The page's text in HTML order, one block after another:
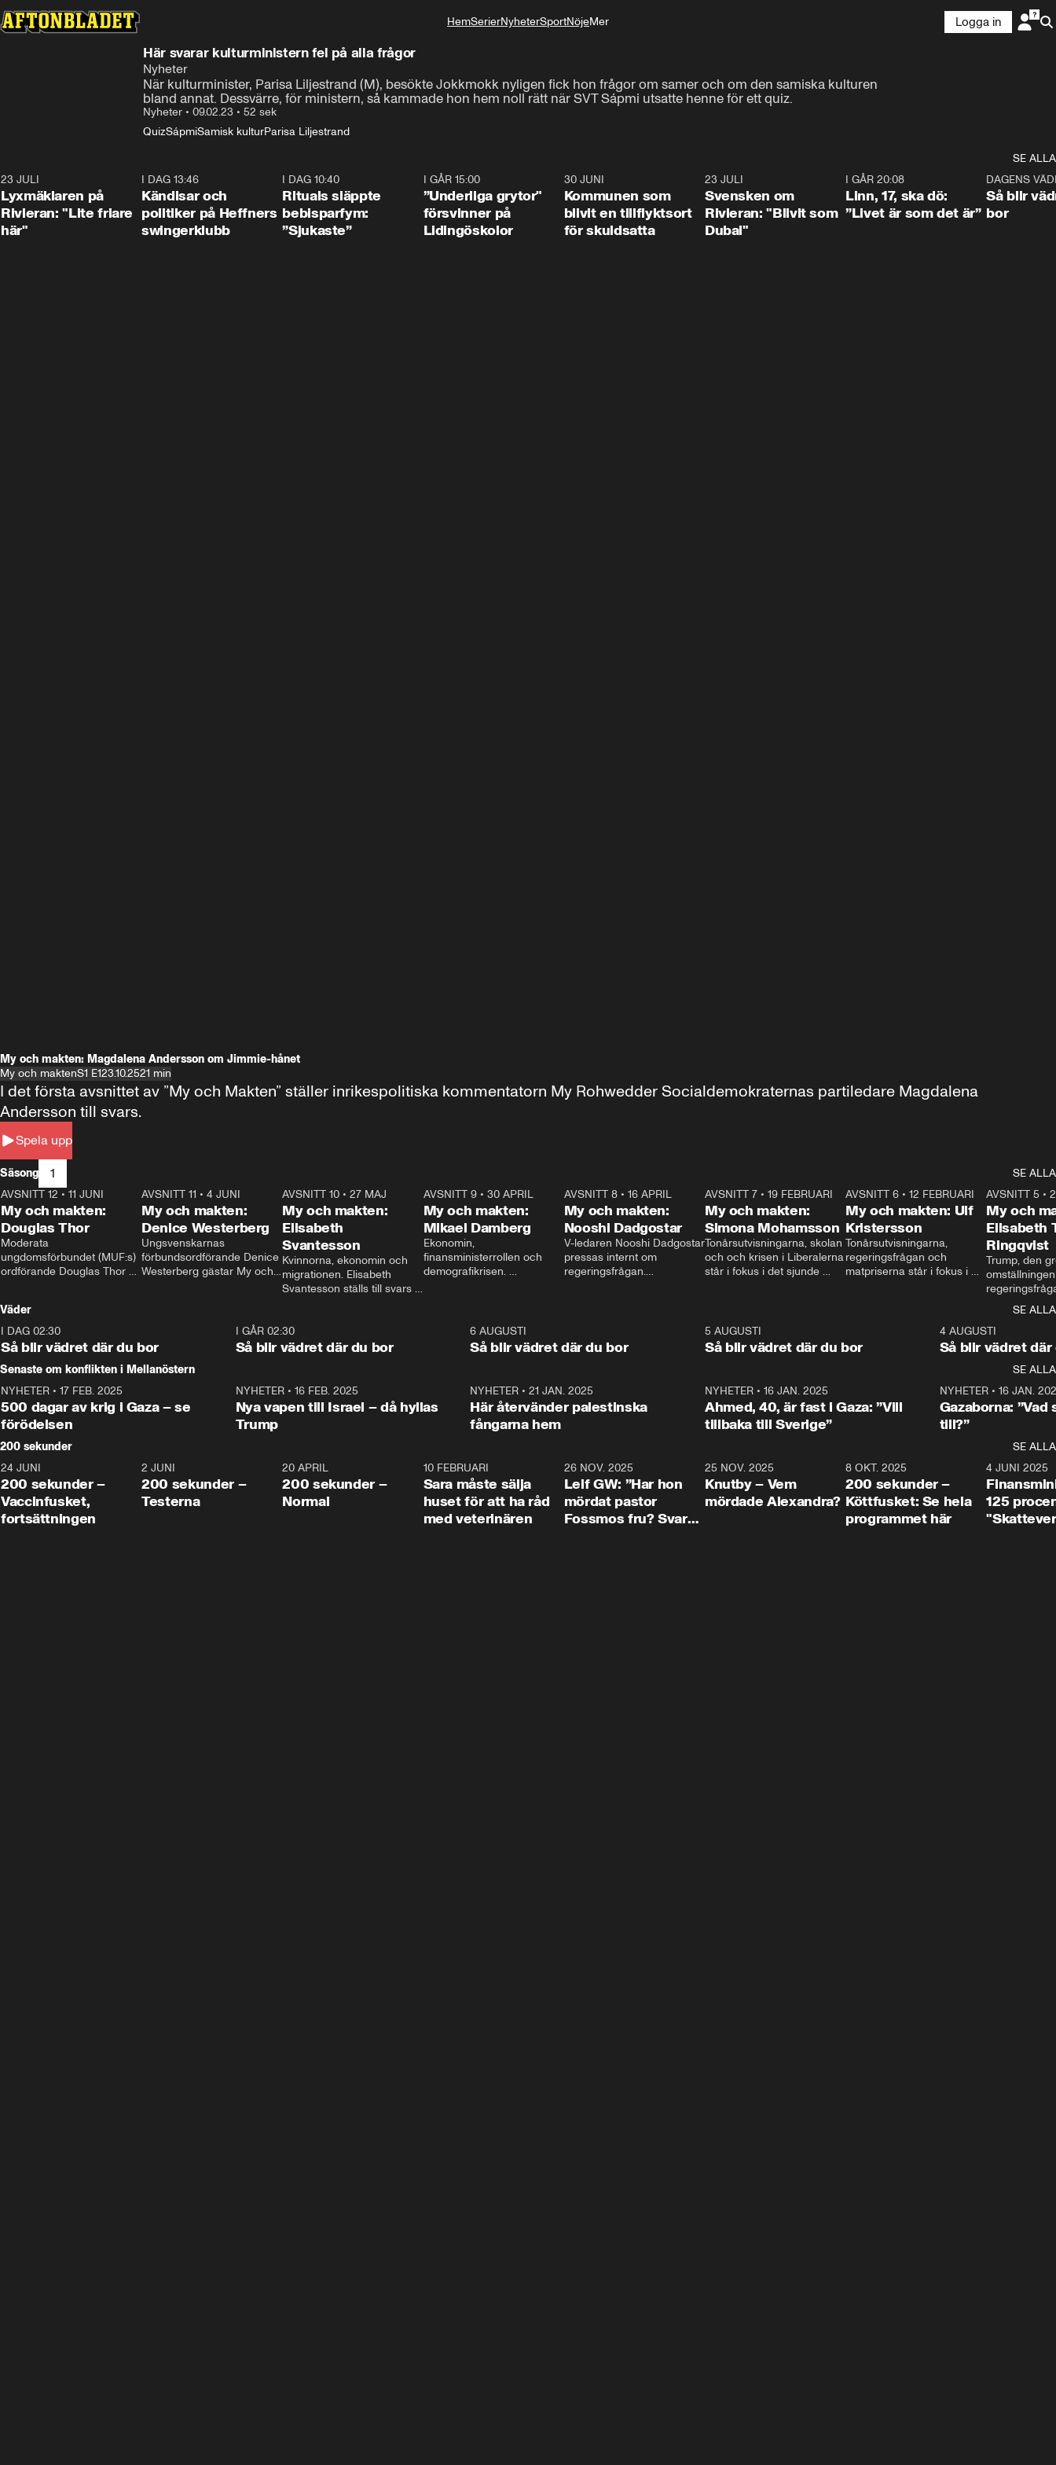
HemSerierNyheterSportNöjeMer
Logga in
Här svarar kulturministern fel på alla frågor
Nyheter
När kulturminister, Parisa Liljestrand (M), besökte Jokkmokk nyligen fick hon frågor om samer och om den samiska kulturen
bland annat. Dessvärre, för ministern, så kammade hon hem noll rätt när SVT Sápmi utsatte henne för ett quiz.
Nyheter • 09.02.23 • 52 sek
QuizSápmiSamisk kulturParisa Liljestrand
SE ALLA
23 JULI
Lyxmäklaren på
Rivieran: "Lite friare
här"
I DAG 13:46
Kändisar och
politiker på Heffners
swingerklubb
I DAG 10:40
Rituals släppte
bebisparfym:
”Sjukaste”
I GÅR 15:00
”Underliga grytor"
försvinner på
Lidingöskolor
30 JUNI
Kommunen som
blivit en tillflyktsort
för skuldsatta
23 JULI
Svensken om
Rivieran: "Blivit som
Dubai"
I GÅR 20:08
Linn, 17, ska dö:
”Livet är som det är”
DAGENS
Så blir
bor
My och makten: Magdalena Andersson om Jimmie-hånet
My och maktenS1 E123.10.2521 min
Spela upp
I det första avsnittet av ”My och Makten” ställer inrikespolitiska kommentatorn My Rohwedder Socialdemokraternas partiledare Magdalena
Andersson till svars.
Säsong 1
SE ALLA
26:27
AVSNITT 12 • 11 JUNI
My och makten:
Douglas Thor
Moderata
ungdomsförbundet (MUF:s)
ordförande Douglas Thor
tonårsutvisningarna och hur
Moderaterna ska locka
väljare till valet i höst.
23:40
AVSNITT 11 •4 JUNI
My och makten:
Denice Westerberg
Ungsvenskarnas
förbundsordförande Denice
Westerberg gästar My och
AVSNITT 10 •27 MAJ
My och makten:
Elisabeth
Svantesson
Kvinnorna, ekonomin och
migrationen. Elisabeth
Svantesson ställs till svars
AVSNITT 9• 30 APRIL
My och makten:
Mikael Damberg
Ekonomin,
finansministerrollen och
demografikrisen.
och Makten.
AVSNITT 8• 16 APRIL
My och makten:
Nooshi Dadgostar
V-ledaren Nooshi Dadgostar
pressas internt om
regeringsfrågan.
– Vi ställer upp i val. Ska vi
vara med så sitter vi förstås
24:30
AVSNITT 7• 19 FEBRUARI
My och makten:
Simona Mohamsson
Tonårsutvisningarna, skolan
och och krisen i Liberalerna
står i fokus i det sjunde
kommentator My
Rohwedder ställer
utbildnings- och
Mohamsson till svars.
27:30
AVSNITT 6 •12 FEBRUARI
My och makten: Ulf
Kristersson
Tonårsutvisningarna,
regeringsfrågan och
matpriserna står i fokus i
Rohwedder ställer
statsminister Ulf Kristersson
AVSNITT 5 •
My och
Elisabeth
Ringqvist
Trump, den
centrum i
avsnittet av
Makten”. Se
Aftonbladets
Rohwedder
Thand Ring
Väder
SE ALLA
I DAG 02:30
Så blir vädret där du bor
1:06
I GÅR 02:30
Så blir vädret där du bor
6 AUGUSTI
Så blir vädret där du bor
5 AUGUSTI
Så blir vädret där du bor
4 AUGUSTI
Så blir vädret där
Senaste om konflikten i Mellanöstern
SE ALLA
NYHETER • 17 FEB. 2025
500 dagar av krig i Gaza – se
förödelsen
NYHETER• 16 FEB. 2025
Nya vapen till Israel – då hyllas
Trump
NYHETER •21 JAN. 2025
Här återvänder palestinska
fångarna hem
NYHETER• 16 JAN. 2025
Ahmed, 40, är fast i Gaza: ”Vill
tillbaka till Sverige”
NYHETER• 16 JAN.
Gazaborna:
till?”
200 sekunder
SE ALLA
5:00
24 JUNI
200 sekunder –
Vaccinfusket,
fortsättningen
4:23
2 JUNI
200 sekunder –
Testerna
20 APRIL
200 sekunder –
Normal
10 FEBRUARI
Sara måste sälja
huset för att ha råd
med veterinären
26 NOV. 2025
Leif GW: ”Har hon
mördat pastor
Fossmos fru? Svar
31:05
25 NOV. 2025
Knutby – Vem
mördade Alexandra?
4:29
8 OKT. 2025
200 sekunder –
Köttfusket: Se hela
programmet här
4 JUNI 2025
125